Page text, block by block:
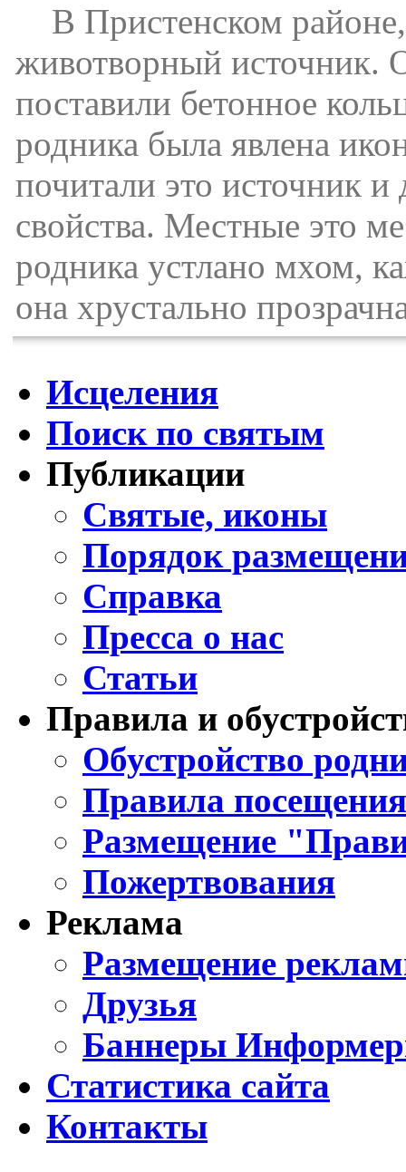
В Пристенском районе,
животворный источник.
поставили бетонное
родника была явлена
почитали это источник
свойства. Местные это
родника устлано мхом,
она хрустально
Исцеления
Поиск по святым
Публикации
Святые, иконы
Порядок
Справка
Пресса о нас
Статьи
Правила и
Обустройство
Правила
Размещение
Пожертвования
Реклама
Размещение
Друзья
Баннеры
Статистика сайта
Контакты